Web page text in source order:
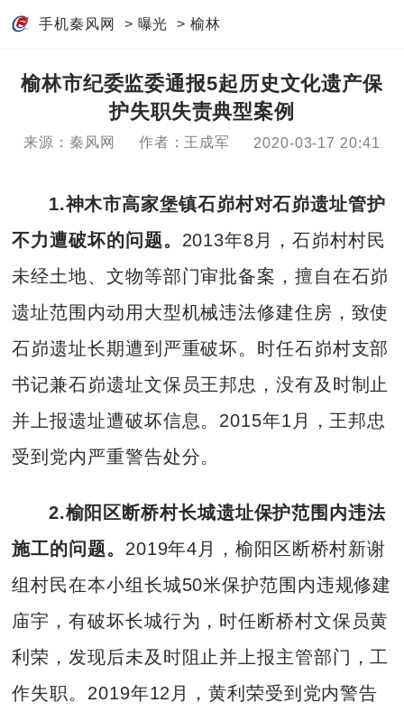
手机秦风网 > 曝光 > 榆林
榆林市纪委监委通报5起历史文化遗产保
护失职失责典型案例
来源：秦风网 作者：王成军 2020-03-17 20:41
1.神木市高家堡镇石峁村对石峁遗址管护
不力遭破坏的问题。 2013年8月，石峁村村民
未经土地、文物等部门审批备案，擅自在石峁
遗址范围内动用大型机械违法修建住房，致使
石峁遗址长期遭到严重破坏。时任石峁村支部
书记兼石峁遗址文保员王邦忠，没有及时制止
并上报遗址遭破坏信息。2015年1月，王邦忠
受到党内严重警告处分。
2.榆阳区断桥村长城遗址保护范围内违法
施工的问题。 2019年4月，榆阳区断桥村新谢
组村民在本小组长城50米保护范围内违规修建
庙宇，有破坏长城行为，时任断桥村文保员黄
利荣，发现后未及时阻止并上报主管部门，工
作失职。2019年12月，黄利荣受到党内警告